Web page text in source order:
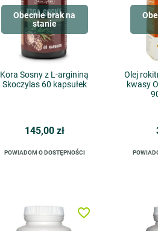
Obecnie brak na
stanie
Kora Sosny z L-argininą
Skoczylas 60 kapsułek
145,00 zł
POWIADOM O DOSTĘPNOŚCI
Olej
kwasy
favorite_border